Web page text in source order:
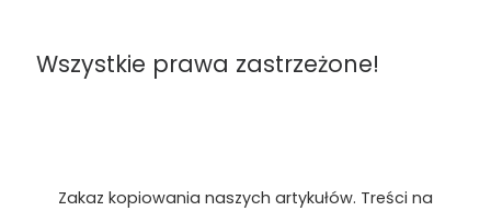
Wszystkie prawa zastrzeżone!
Zakaz kopiowania naszych artykułów. Treści na